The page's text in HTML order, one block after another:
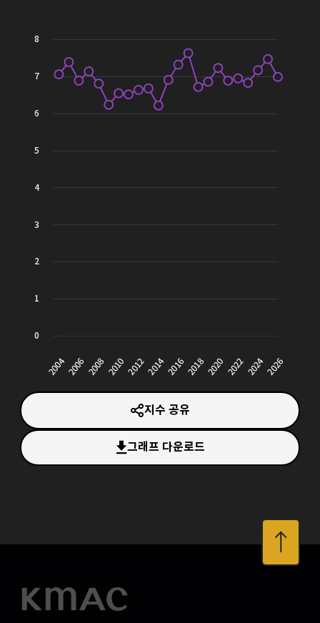
지수 공유
그래프 다운로드